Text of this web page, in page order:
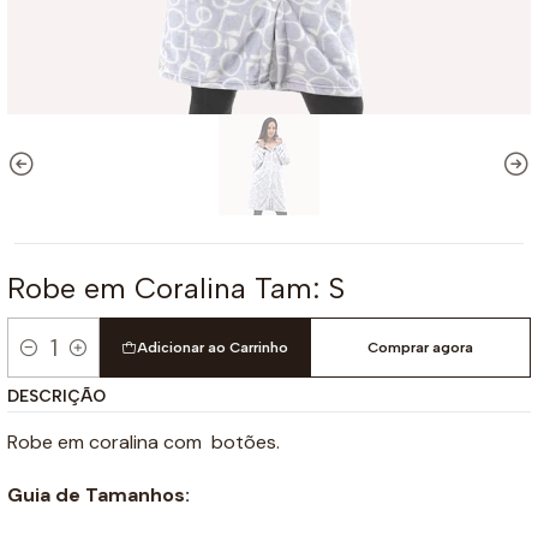
Robe em Coralina Tam: S
Quantidade
Adicionar ao Carrinho Comprar agora
DESCRIÇÃO
Robe em coralina com botões.
Guia de Tamanhos: